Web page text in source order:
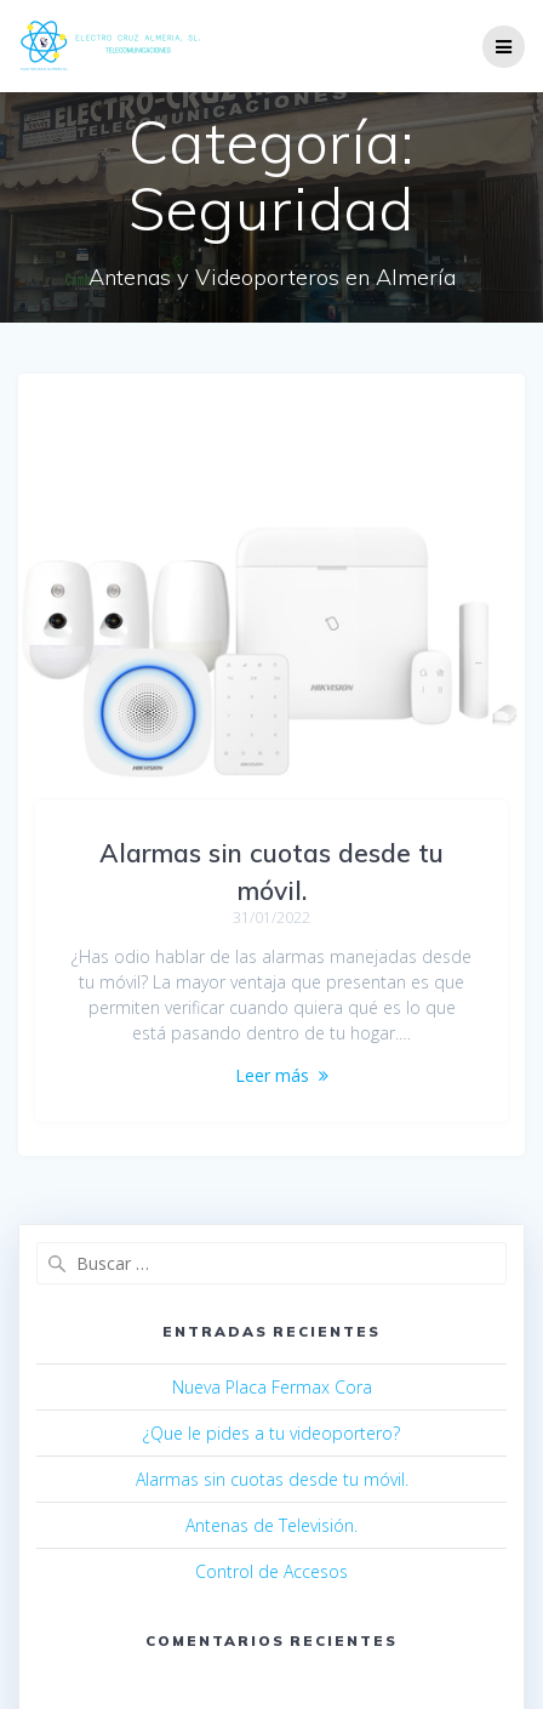
Categoría:
Seguridad
Antenas y Videoporteros en Almería
Alarmas sin cuotas desde tu
móvil.
31/01/2022
¿Has odio hablar de las alarmas manejadas desde
tu móvil? La mayor ventaja que presentan es que
permiten verificar cuando quiera qué es lo que
está pasando dentro de tu hogar.…
Leer más
ENTRADAS RECIENTES
Nueva Placa Fermax Cora
¿Que le pides a tu videoportero?
Alarmas sin cuotas desde tu móvil.
Antenas de Televisión.
Control de Accesos
COMENTARIOS RECIENTES